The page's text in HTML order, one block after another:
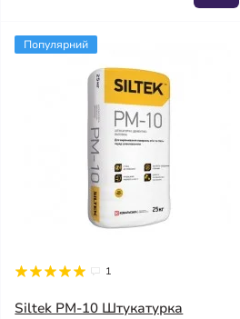
Популярний
1
Siltek PM-10 Штукатурка